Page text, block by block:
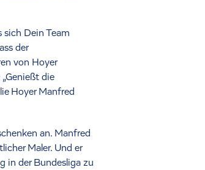
sich Dein Team
der
von Hoyer
die
Hoyer Manfred
an. Manfred
Maler. Und er
in der Bundesliga zu